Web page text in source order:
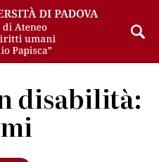
disabilità: